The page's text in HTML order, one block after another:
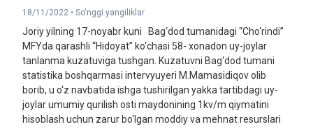
18/11/2022 • So'nggi yangiliklar
Joriy yilning 17-noyabr kuni Bag‘dod tumanidagi “Cho‘rindi”
MFYda qarashli “Hidoyat” ko‘chasi 58- xonadon uy-joylar
tanlanma kuzatuviga tushgan. Kuzatuvni Bag‘dod tumani
statistika boshqarmasi intervyuyeri M.Mamasidiqov olib
borib, u o‘z navbatida ishga tushirilgan yakka tartibdagi uy-
joylar umumiy qurilish osti maydonining 1kv/m qiymatini
hisoblash uchun zarur bo‘lgan moddiy va mehnat resurslari